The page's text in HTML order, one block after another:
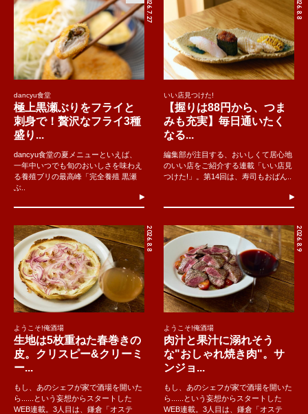
2026.7.27
dancyu食堂
極上黒瀬ぶりをフライと
刺身で！贅沢なフライ3種
盛り...
dancyu食堂の夏メニューといえば、
一年中いつでも旬のおいしさを味わえ
る養殖ブリの最高峰「完全養殖 黒瀬
ぶ..
2026.8.8
いい店見つけた!
【握りは88円から、つま
みも充実】毎日通いたく
なる...
編集部が注目する、おいしくて居心地
のいい店をご紹介する連載「いい店見
つけた!」。第14回は、寿司もおばん..
2026.8.8
ようこそ!俺酒場
生地は5枚重ねた春巻きの
皮。クリスピー&クリーミ
ー...
もし、あのシェフが家で酒場を開いた
ら......という妄想からスタートした
WEB連載。3人目は、鎌倉「オステ
2026.8.9
ようこそ!俺酒場
肉汁と果汁に溺れそう
な"おしゃれ焼き肉"。サ
ンジョ...
もし、あのシェフが家で酒場を開いた
ら......という妄想からスタートした
WEB連載。3人目は、鎌倉「オステ